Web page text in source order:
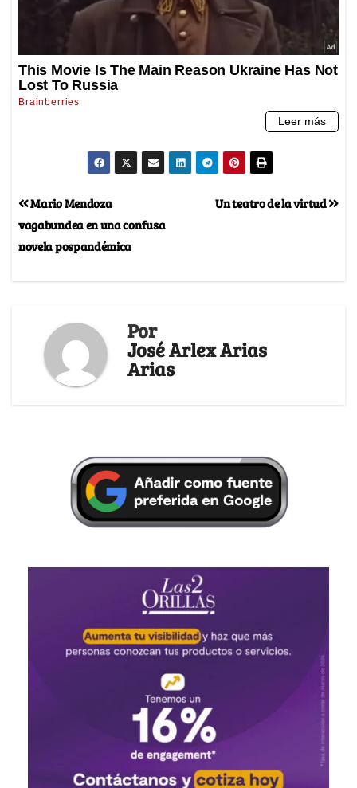
Un teatro de la virtud
Mario Mendoza
vagabundea en una confusa
novela pospandémica
Por
José Arlex Arias
Arias